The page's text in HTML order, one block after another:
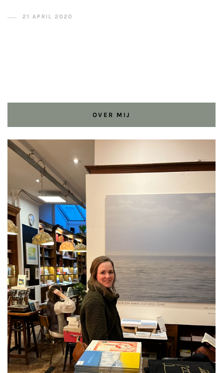
21 APRIL 2020
OVER MIJ